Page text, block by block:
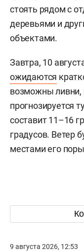
стоять рядом с
деревьями и
объектами.
Завтра, 10
ожидаются
возможны ливни,
прогнозируется
составит 11–16
градусов. Ветер
местами его
9 августа 2026, 12:53